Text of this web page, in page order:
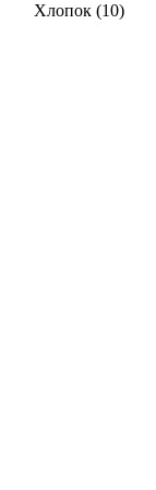
Хлопок (10)